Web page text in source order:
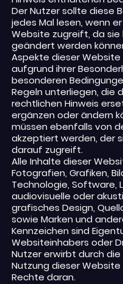
Der Nutzer sollte diese
jedes Mal lesen, wenn
Website zugreift, da sie
geändert werden
Aspekte dieser Website
aufgrund ihrer
besonderen
Regeln unterliegen, die
rechtlichen Hinweis
ergänzen oder ändern
müssen ebenfalls von
akzeptiert werden, der
darauf zugreift.
Alle Inhalte dieser
Fotografien, Grafiken,
Technologie, Software,
audiovisuelle oder
grafisches Design,
sowie Marken und
Kennzeichen sind
Websiteinhabers oder
Nutzer erwirbt durch
Nutzung dieser Website
Rechte daran.